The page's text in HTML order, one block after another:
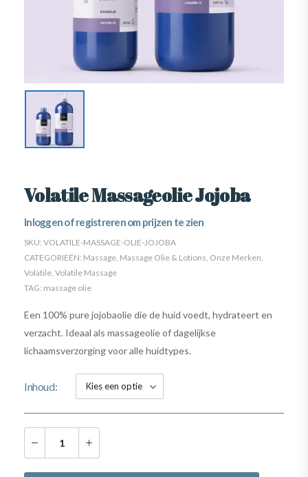
Volatile Massageolie Jojoba
Inloggen of registreren om prijzen te zien
SKU: VOLATILE-MASSAGE-OLIE-JOJOBA
CATEGORIEËN: Massage, Massage Olie & Lotions, Onze Merken,
Volatile, Volatile Massage
TAG: massage olie
Een 100% pure jojobaolie die de huid voedt, hydrateert en
verzacht. Ideaal als massageolie of dagelijkse
lichaamsverzorging voor alle huidtypes.
Inhoud